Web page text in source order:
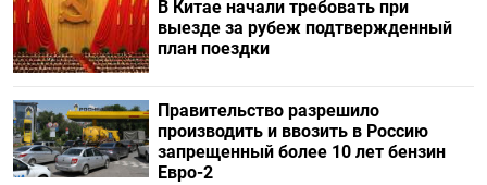
В Китае начали требовать при
выезде за рубеж подтвержденный
план поездки
Правительство разрешило
производить и ввозить в Россию
запрещенный более 10 лет бензин
Евро-2